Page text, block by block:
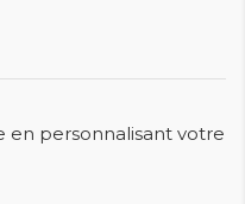
en personnalisant votre